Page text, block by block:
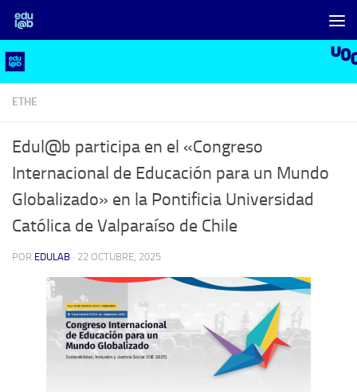
Saltar al contenido
ETHE
Edul@b participa en el «Congreso
Internacional de Educación para un Mundo
Globalizado» en la Pontificia Universidad
Católica de Valparaíso de Chile
POR EDULAB · 22 OCTUBRE, 2025